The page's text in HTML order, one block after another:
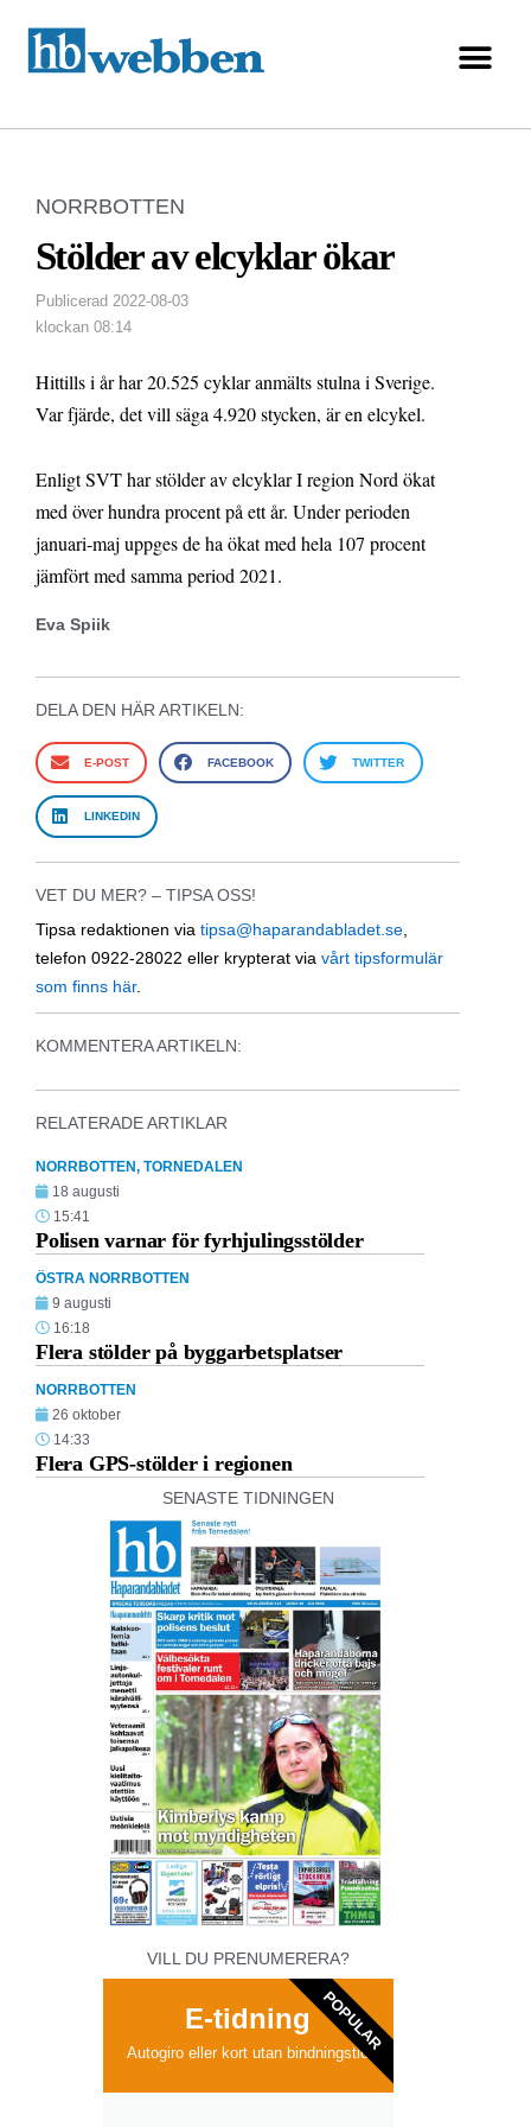
NORRBOTTEN
Stölder av elcyklar ökar
Publicerad 2022-08-03
klockan 08:14
Hittills i år har 20.525 cyklar anmälts stulna i Sverige.
Var fjärde, det vill säga 4.920 stycken, är en elcykel.
Enligt SVT har stölder av elcyklar I region Nord ökat
med över hundra procent på ett år. Under perioden
januari-maj uppges de ha ökat med hela 107 procent
jämfört med samma period 2021.
Eva Spiik
DELA DEN HÄR ARTIKELN:
E-POST FACEBOOK TWITTER
LINKEDIN
VET DU MER? – TIPSA OSS!
Tipsa redaktionen via tipsa@haparandabladet.se
telefon 0922-28022 eller krypterat via vårt tipsformulär
som finns här.
KOMMENTERA ARTIKELN:
RELATERADE ARTIKLAR
NORRBOTTEN, TORNEDALEN
18 augusti
15:41
Polisen varnar för fyrhjulingsstölder
ÖSTRA NORRBOTTEN
9 augusti
16:18
Flera stölder på byggarbetsplatser
NORRBOTTEN
26 oktober
14:33
Flera GPS-stölder i regionen
SENASTE TIDNINGEN
VILL DU PRENUMERERA?
E-tidning
Autogiro eller kort utan bindningstid
POPULAR